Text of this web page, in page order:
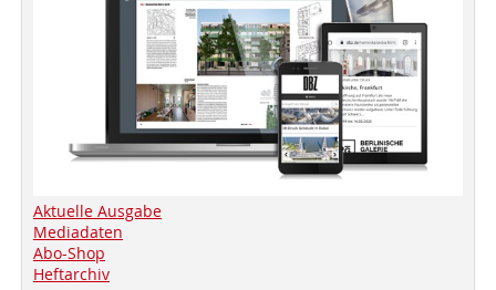
Aktuelle Ausgabe
Mediadaten
Abo-Shop
Heftarchiv